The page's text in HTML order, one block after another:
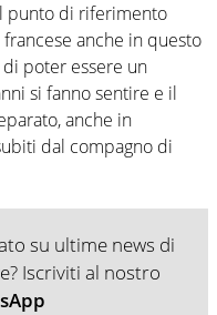
punto di riferimento
anche in questo
poter essere un
si fanno sentire e il
anche in
dal compagno di
su ultime news di
Iscriviti al nostro